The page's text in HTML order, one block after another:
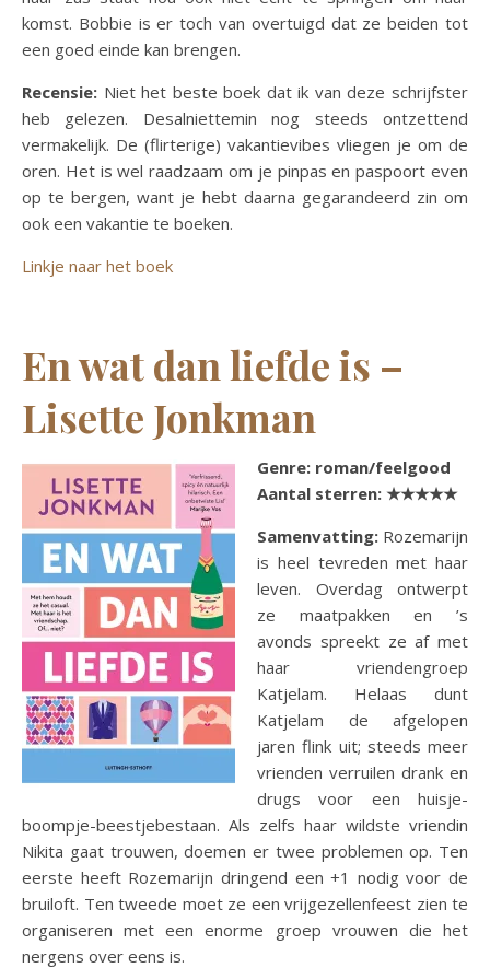
komst. Bobbie is er toch van overtuigd dat ze beiden tot
een goed einde kan brengen.
Recensie: Niet het beste boek dat ik van deze schrijfster
heb gelezen. Desalniettemin nog steeds ontzettend
vermakelijk. De (flirterige) vakantievibes vliegen je om de
oren. Het is wel raadzaam om je pinpas en paspoort even
op te bergen, want je hebt daarna gegarandeerd zin om
ook een vakantie te boeken.
Linkje naar het boek
En wat dan liefde is –
Lisette Jonkman
Genre: roman/feelgood
Aantal sterren: ★★★★★
Samenvatting: Rozemarijn
is heel tevreden met haar
leven. Overdag ontwerpt
ze maatpakken en ’s
avonds spreekt ze af met
haar vriendengroep
Katjelam. Helaas dunt
Katjelam de afgelopen
jaren flink uit; steeds meer
vrienden verruilen drank en
drugs voor een huisje-
boompje-beestjebestaan. Als zelfs haar wildste vriendin
Nikita gaat trouwen, doemen er twee problemen op. Ten
eerste heeft Rozemarijn dringend een +1 nodig voor de
bruiloft. Ten tweede moet ze een vrijgezellenfeest zien te
organiseren met een enorme groep vrouwen die het
nergens over eens is.